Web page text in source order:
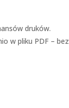
druków.
w pliku PDF – bez
na nią.